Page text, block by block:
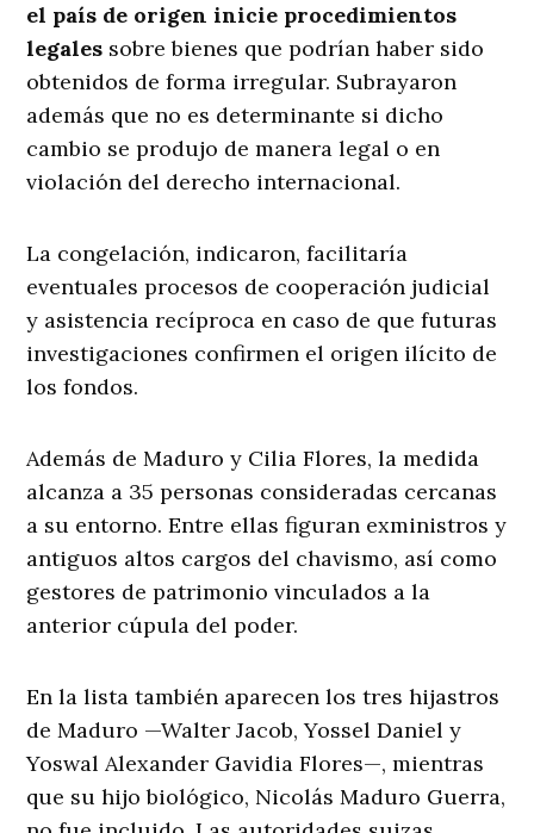
el país de origen inicie procedimientos
legales sobre bienes que podrían haber sido
obtenidos de forma irregular. Subrayaron
además que no es determinante si dicho
cambio se produjo de manera legal o en
violación del derecho internacional.
La congelación, indicaron, facilitaría
eventuales procesos de cooperación judicial
y asistencia recíproca en caso de que futuras
investigaciones confirmen el origen ilícito de
los fondos.
Además de Maduro y Cilia Flores, la medida
alcanza a 35 personas consideradas cercanas
a su entorno. Entre ellas figuran exministros y
antiguos altos cargos del chavismo, así como
gestores de patrimonio vinculados a la
anterior cúpula del poder.
En la lista también aparecen los tres hijastros
de Maduro —Walter Jacob, Yossel Daniel y
Yoswal Alexander Gavidia Flores—, mientras
que su hijo biológico, Nicolás Maduro Guerra,